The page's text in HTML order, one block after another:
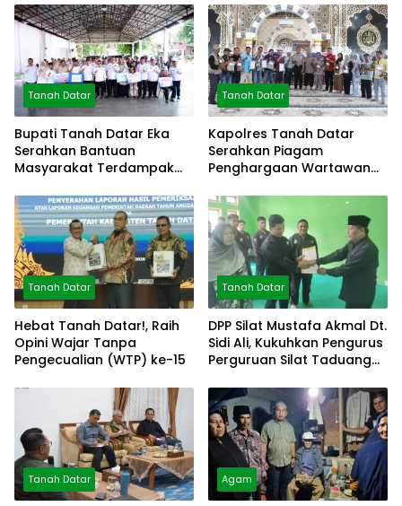
Tanah Datar
Bupati Tanah Datar Eka
Serahkan Bantuan
Masyarakat Terdampak
Tanah Datar
Kapolres Tanah Datar
Serahkan Piagam
Penghargaan Wartawan
Tanah Datar
Hebat Tanah Datar!, Raih
Opini Wajar Tanpa
Pengecualian (WTP) ke-15
Tanah Datar
DPP Silat Mustafa Akmal Dt.
Sidi Ali, Kukuhkan Pengurus
Perguruan Silat Taduang
Tanah Datar Agam